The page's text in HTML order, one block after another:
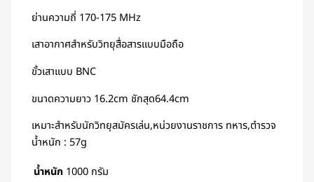
ย่านความถี่ 170-175 MHz
เสาอากาศสำหรับวิทยุสื่อสารแบบมือถือ
ขั้วเสาแบบ BNC
ขนาดความยาว 16.2cm ชักสุด64.4cm
เหมาะสำหรับนักวิทยุสมัครเล่น,หน่วยงานราชการ ทหาร,ตำรวจ
น้ำหนัก : 57g
น้ำหนัก 1000 กรัม